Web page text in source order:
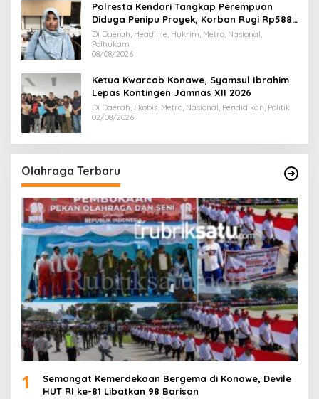
Polresta Kendari Tangkap Perempuan
Diduga Penipu Proyek, Korban Rugi Rp588,1
Juta
Di Daerah, Headline, Hukrim, Metro, Nasional,
Polhukam
08/08/2026
Ketua Kwarcab Konawe, Syamsul Ibrahim
Lepas Kontingen Jamnas XII 2026
Di Daerah, Ekobis, Metro, Nasional, Pendidikan, Politik
02/08/2026
Olahraga Terbaru
1
Semangat Kemerdekaan Bergema di Konawe, Devile
HUT RI ke-81 Libatkan 98 Barisan